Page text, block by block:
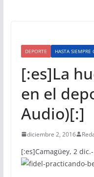
DEPORTE HASTA
[:es]La
en el
Audio)[:]
diciembre 2, 2016
[:es]Camagüey, 2